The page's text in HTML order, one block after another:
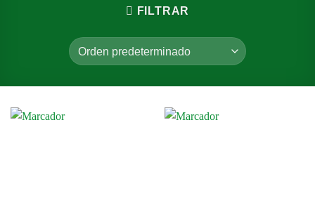
FILTRAR